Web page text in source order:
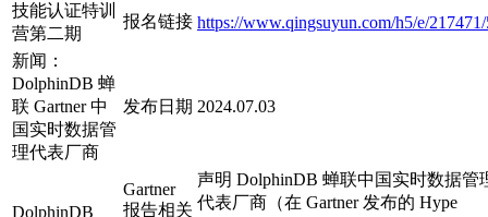
技能认证特训
营第二期
报名链接 https://www.qingsuyun.com/h5/e/
新闻：
DolphinDB 蝉
联 Gartner 中
国实时数据管
理代表厂商
发布日期 2024.07.03
DolphinDB
Gartner
报告相关
声明 DolphinDB 蝉联中国实时数据管
代表厂商（在 Gartner 发布的 Hype